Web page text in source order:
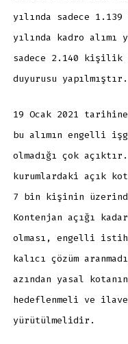
yılında sadece 1.139
yılında kadro alımı
sadece 2.140 kişilik
duyurusu yapılmıştır.
19 Ocak 2021
bu alımın engelli
olmadığı çok
kurumlardaki açık
7 bin kişinin
Kontenjan açığı
olması, engelli
kalıcı çözüm
azından yasal
hedeflenmeli ve
yürütülmelidir.